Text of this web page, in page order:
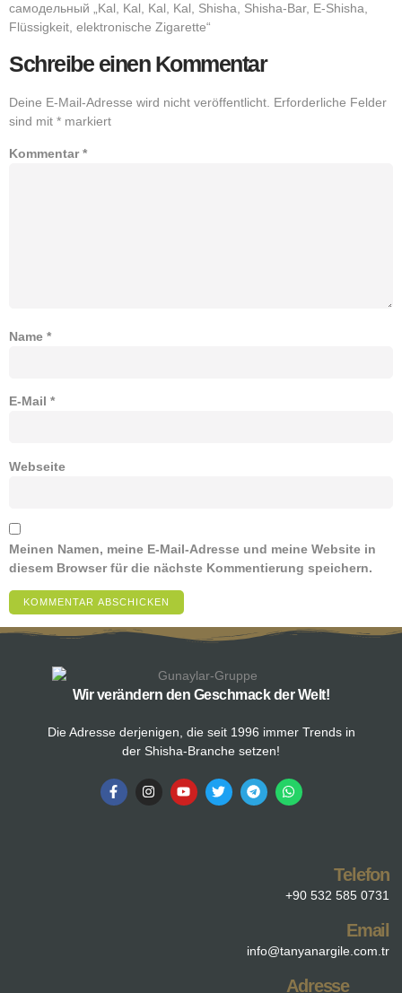
самодельный „Kal, Kal, Kal, Kal, Shisha, Shisha-Bar, E-Shisha,
Flüssigkeit, elektronische Zigarette“
Schreibe einen Kommentar
Deine E-Mail-Adresse wird nicht veröffentlicht. Erforderliche Felder
sind mit * markiert
Kommentar*
Name *
E-Mail *
Webseite
Meinen Namen, meine E-Mail-Adresse und meine Website in
diesem Browser für die nächste Kommentierung speichern.
Wir verändern den Geschmack der Welt!
Die Adresse derjenigen, die seit 1996 immer Trends in
der Shisha-Branche setzen!
Telefon
+90 532 585 0731
Email
info@tanyanargile.com.tr
Adresse